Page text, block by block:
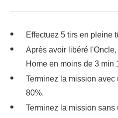
Effectuez 5 tirs en pleine
Après avoir libéré
Home en moins de 3 min
Terminez la mission
80%.
Terminez la mission